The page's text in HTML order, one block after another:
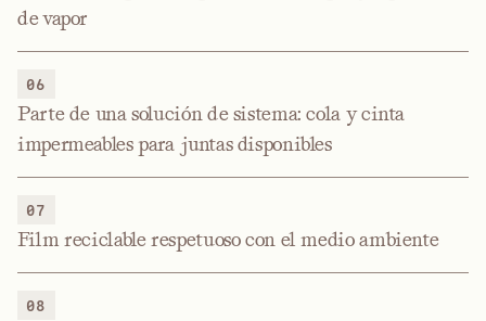
de vapor
06
Parte de una solución de sistema: cola y cinta
impermeables para juntas disponibles
07
Film reciclable respetuoso con el medio ambiente
08